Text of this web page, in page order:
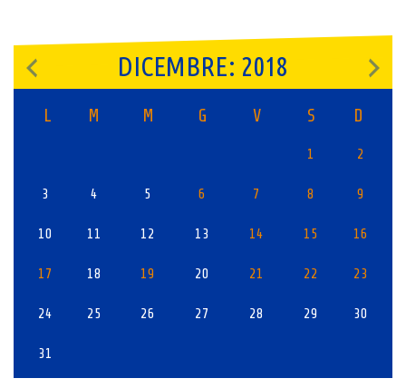
DICEMBRE: 2018
L M M G V S D
1 2
3 4 5 6 7 8 9
10 11 12 13 14 15 16
17 18 19 20 21 22 23
24 25 26 27 28 29 30
31